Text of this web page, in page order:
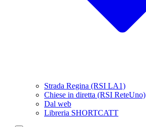
Strada Regina (RSI LA1)
Chiese in diretta (RSI ReteUno)
Dal web
Libreria SHORTCATT